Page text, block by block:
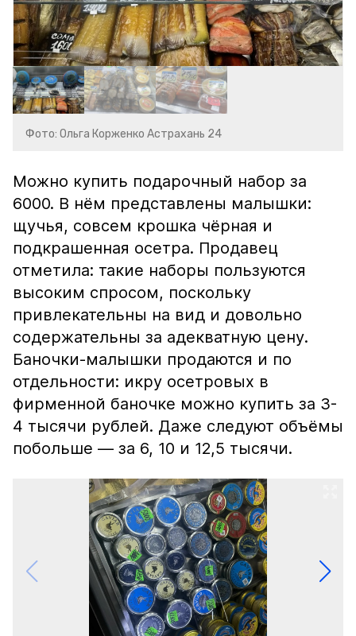
Фото: Ольга Корженко Астрахань 24
Можно купить подарочный набор за
6000. В нём представлены малышки:
щучья, совсем крошка чёрная и
подкрашенная осетра. Продавец
отметила: такие наборы пользуются
высоким спросом, поскольку
привлекательны на вид и довольно
содержательны за адекватную цену.
Баночки-малышки продаются и по
отдельности: икру осетровых в
фирменной баночке можно купить за 3-
4 тысячи рублей. Даже следуют объёмы
побольше — за 6, 10 и 12,5 тысячи.